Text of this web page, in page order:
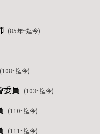
(85年~迄今)
(108~迄今)
委員 (103~迄今)
(110~迄今)
(111~迄今)